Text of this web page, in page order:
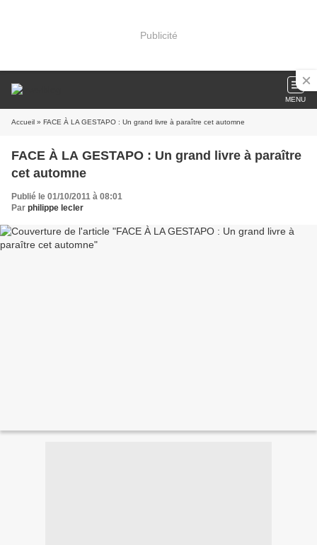
Publicité
MENU
Accueil » FACE À LA GESTAPO : Un grand livre à paraître cet automne
FACE À LA GESTAPO : Un grand livre à paraître
cet automne
Publié le 01/10/2011 à 08:01
Par philippe lecler